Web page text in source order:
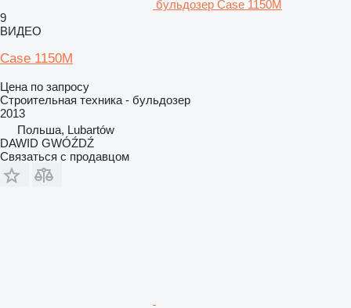
бульдозер Case 1150M
9
ВИДЕО
Case 1150M
Цена по запросу
Строительная техника - бульдозер
2013
Польша, Lubartów
DAWID GWÓŹDŹ
Связаться с продавцом